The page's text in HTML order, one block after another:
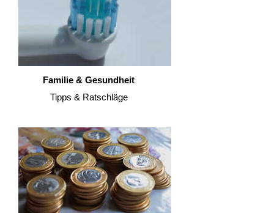
Familie & Gesundheit
Tipps & Ratschläge